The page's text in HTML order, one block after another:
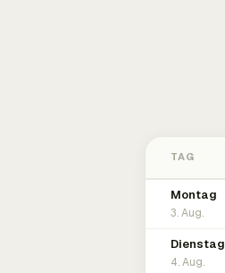
TAG
Montag
3. Aug.
Dienstag
4. Aug.